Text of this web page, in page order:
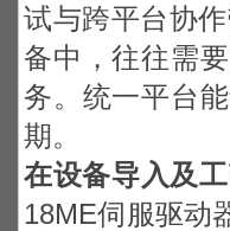
试与跨平台协
备中，往往需
务。统一平台
期。
在设备导入及
18ME伺服驱动